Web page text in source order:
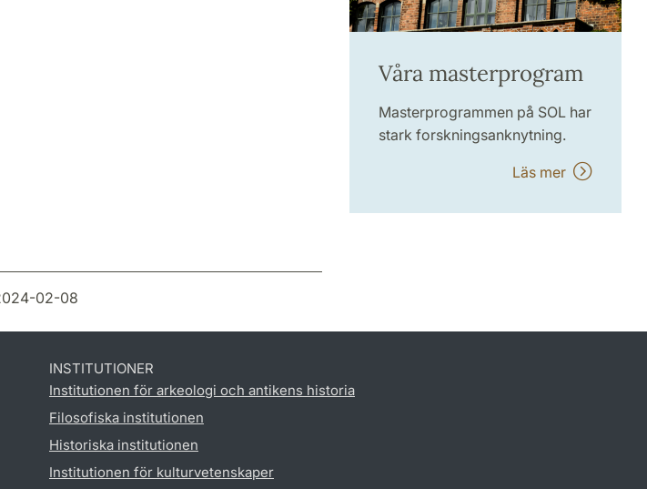
Våra masterprogram
Masterprogrammen på SOL har
stark forskningsanknytning.
Läs mer
02-08
INSTITUTIONER
Institutionen för arkeologi och antikens historia
Filosofiska institutionen
Historiska institutionen
Institutionen för kulturvetenskaper